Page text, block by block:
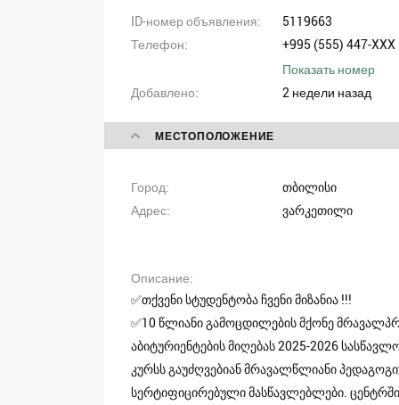
ID-номер объявления
5119663
Телефон
+995 (555) 447-XXX
Показать номер
Добавлено
2 недели назад
МЕСТОПОЛОЖЕНИЕ
Город
თბილისი
Адрес
ვარკეთილი
Описание
✅თქვენი სტუდენტობა ჩვენი მიზანია !!!
✅10 წლიანი გამოცდილების მქონე
აბიტურიენტების მიღებას 2025-2026
კურსს გაუძღვებიან მრავალწლიანი
სერტიფიცირებული მასწავლებლები.